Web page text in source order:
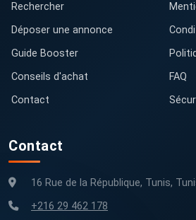
Rechercher
Déposer une annonce
Guide Booster
Conseils d'achat
Contact
FAQ
Contact
16 Rue de la République, Tunis,
+216 29 462 178